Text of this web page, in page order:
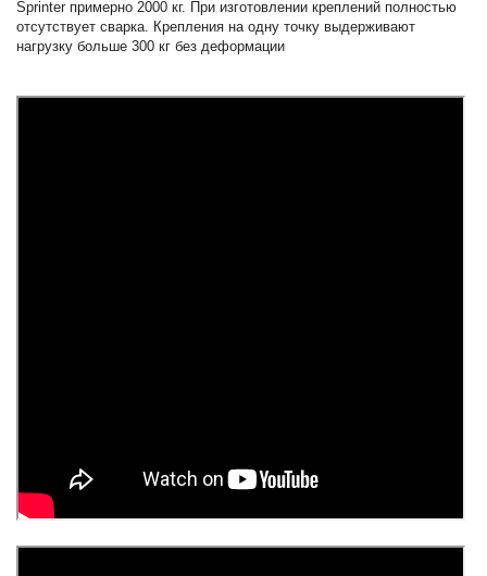
Sprinter примерно 2000 кг. При изготовлении креплений полностью
отсутствует сварка. Крепления на одну точку выдерживают
нагрузку больше 300 кг без деформации